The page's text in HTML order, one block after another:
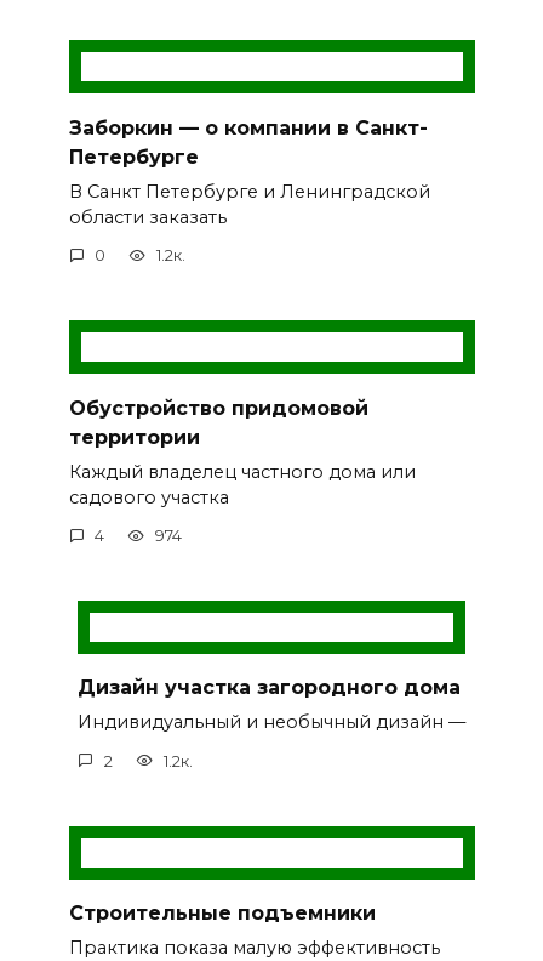
Заборкин — о компании в Санкт-
Петербурге
В Санкт Петербурге и Ленинградской
области заказать
0 1.2к.
Обустройство придомовой
территории
Каждый владелец частного дома или
садового участка
4 974
Дизайн участка загородного дома
Индивидуальный и необычный дизайн —
2 1.2к.
Строительные подъемники
Практика показа малую эффективность